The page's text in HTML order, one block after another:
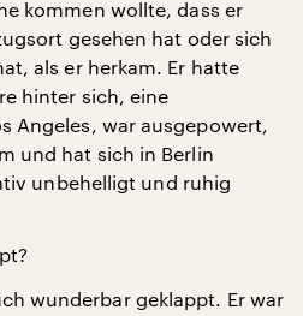
kommen wollte, dass er
gesehen hat oder sich
als er herkam. Er hatte
hinter sich, eine
Angeles, war ausgepowert,
und hat sich in Berlin
unbehelligt und ruhig
wunderbar geklappt. Er war